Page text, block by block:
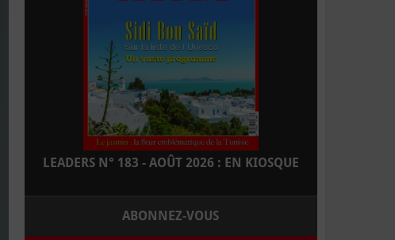
LEADERS N° 183 - AOÛT 2026 : EN KIOSQUE
ABONNEZ-VOUS